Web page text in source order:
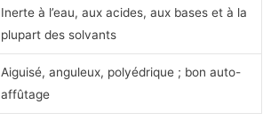
Inerte à l’eau, aux acides, aux bases et à la
plupart des solvants
Aiguisé, anguleux, polyédrique ; bon auto-
affûtage